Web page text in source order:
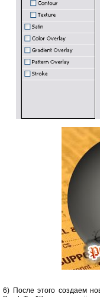
6) После этого создаем